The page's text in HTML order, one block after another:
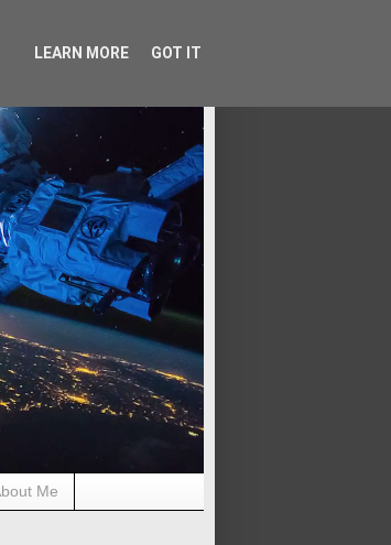
Me
LEARN MORE GOT IT